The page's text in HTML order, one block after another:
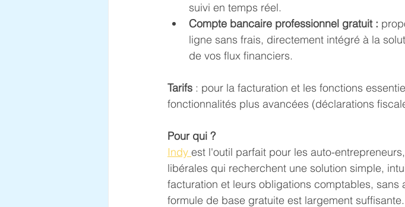
suivi en temps réel.
Compte bancaire professionnel gratuit :
ligne sans frais, directement intégré à la
de vos flux financiers.
Tarifs : pour la facturation et les fonctions
fonctionnalités plus avancées (déclarations
Pour qui ?
Indy est l'outil parfait pour les auto-
libérales qui recherchent une solution simple,
facturation et leurs obligations comptables,
formule de base gratuite est largement suffisante.